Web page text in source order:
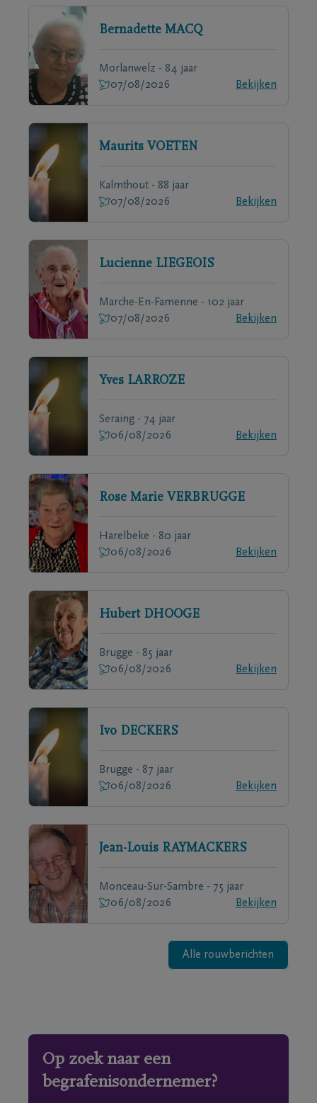
Bernadette MACQ
Morlanwelz - 84 jaar
07/08/2026
Bekijken
Maurits VOETEN
Kalmthout - 88 jaar
07/08/2026
Bekijken
Lucienne LIEGEOIS
Marche-En-Famenne - 102 jaar
07/08/2026
Bekijken
Yves LARROZE
Seraing - 74 jaar
06/08/2026
Bekijken
Rose Marie VERBRUGGE
Harelbeke - 80 jaar
06/08/2026
Bekijken
Hubert DHOOGE
Brugge - 85 jaar
06/08/2026
Bekijken
Ivo DECKERS
Brugge - 87 jaar
06/08/2026
Bekijken
Jean-Louis RAYMACKERS
Monceau-Sur-Sambre - 75 jaar
06/08/2026
Bekijken
Alle rouwberichten
Op zoek naar een
begrafenisondernemer?